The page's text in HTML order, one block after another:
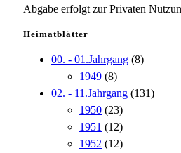
Abgabe erfolgt zur Privaten
Heimatblätter
00. - 01.Jahrgang (8)
1949 (8)
02. - 11.Jahrgang (131)
1950 (23)
1951 (12)
1952 (12)